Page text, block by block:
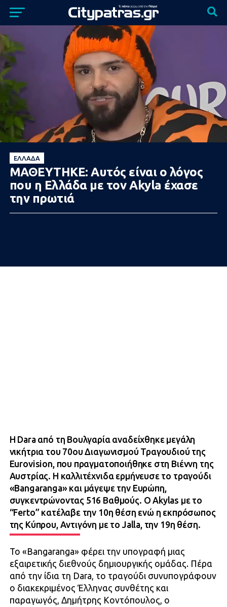
ΕΛΛΆΔΑ
ΜΑΘΕΥΤΗΚΕ: Αυτός είναι ο λόγος
που η Ελλάδα με τον Akyla έχασε
την πρωτιά
Η Dara από τη Βουλγαρία αναδείχθηκε μεγάλη
νικήτρια του 70ου Διαγωνισμού Τραγουδιού της
Eurovision, που πραγματοποιήθηκε στη Βιέννη της
Αυστρίας. Η καλλιτέχνιδα ερμήνευσε το τραγούδι
«Bangaranga» και μάγεψε την Ευρώπη,
συγκεντρώνοντας 516 Βαθμούς. O Akylas με το
“Ferto” κατέλαβε την 10η θέση ενώ η εκπρόσωπος
της Κύπρου, Αντιγόνη με το Jalla, την 19η θέση.
Το «Bangaranga» φέρει την υπογραφή μιας
εξαιρετικής διεθνούς δημιουργικής ομάδας. Πέρα
από την ίδια τη Dara, το τραγούδι συνυπογράφουν
ο διακεκριμένος Έλληνας συνθέτης και
παραγωγός, Δημήτρης Κοντόπουλος, ο